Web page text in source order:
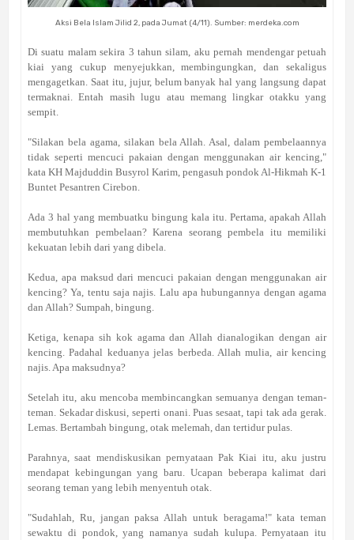
Aksi Bela Islam Jilid 2, pada Jumat (4/11). Sumber: merdeka.com
Di suatu malam sekira 3 tahun silam, aku pernah mendengar petuah
kiai yang cukup menyejukkan, membingungkan, dan sekaligus
mengagetkan. Saat itu, jujur, belum banyak hal yang langsung dapat
termaknai. Entah masih lugu atau memang lingkar otakku yang
sempit.
"Silakan bela agama, silakan bela Allah. Asal, dalam pembelaannya
tidak seperti mencuci pakaian dengan menggunakan air kencing,"
kata KH Majduddin Busyrol Karim, pengasuh pondok Al-Hikmah K-1
Buntet Pesantren Cirebon.
Ada 3 hal yang membuatku bingung kala itu. Pertama, apakah Allah
membutuhkan pembelaan? Karena seorang pembela itu memiliki
kekuatan lebih dari yang dibela.
Kedua, apa maksud dari mencuci pakaian dengan menggunakan air
kencing? Ya, tentu saja najis. Lalu apa hubungannya dengan agama
dan Allah? Sumpah, bingung.
Ketiga, kenapa sih kok agama dan Allah dianalogikan dengan air
kencing. Padahal keduanya jelas berbeda. Allah mulia, air kencing
najis. Apa maksudnya?
Setelah itu, aku mencoba membincangkan semuanya dengan teman-
teman. Sekadar diskusi, seperti onani. Puas sesaat, tapi tak ada gerak.
Lemas. Bertambah bingung, otak melemah, dan tertidur pulas.
Parahnya, saat mendiskusikan pernyataan Pak Kiai itu, aku justru
mendapat kebingungan yang baru. Ucapan beberapa kalimat dari
seorang teman yang lebih menyentuh otak.
"Sudahlah, Ru, jangan paksa Allah untuk beragama!" kata teman
sewaktu di pondok, yang namanya sudah kulupa. Pernyataan itu